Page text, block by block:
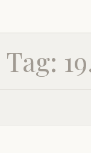
Tag: